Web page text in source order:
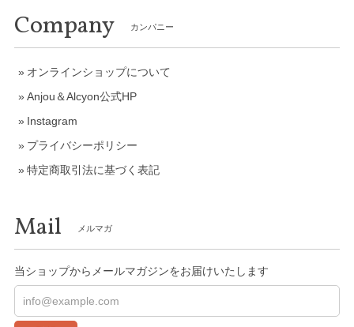
Company カンパニー
オンラインショップについて
Anjou＆Alcyon公式HP
Instagram
プライバシーポリシー
特定商取引法に基づく表記
Mail メルマガ
当ショップからメールマガジンをお届けいたします